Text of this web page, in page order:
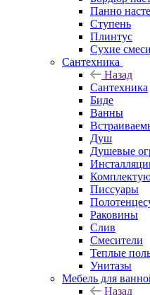
Панно
Ступень
Плинтус
Сухие смеси
Сантехника
Назад
Сантехника
Биде
Ванны
Душ
Душевые
Писсуары
Раковины
Слив
Смесители
Теплые
Унитазы
Мебель для
Назад